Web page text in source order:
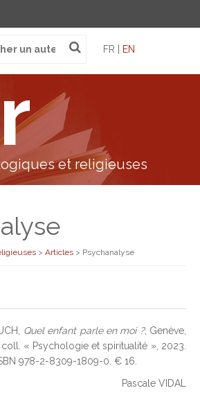
FR | EN
et religieuses
> Articles > Psychanalyse
Quel enfant parle en moi ?, Genève,
coll. « Psychologie et spiritualité », 2023.
978-2-8309-1809-0. € 16.
Pascale VIDAL